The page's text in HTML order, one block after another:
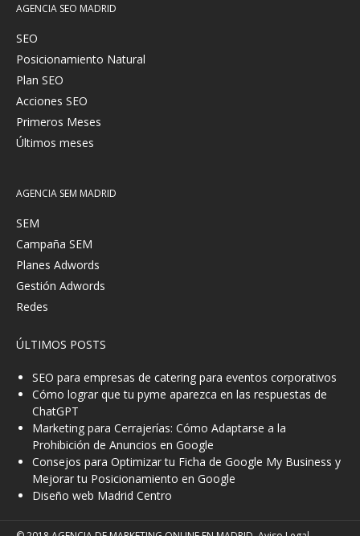
AGENCIA SEO MADRID
SEO
Posicionamiento Natural
Plan SEO
Acciones SEO
Primeros Meses
Últimos meses
AGENCIA SEM MADRID
SEM
Campaña SEM
Planes Adwords
Gestión Adwords
Redes
ÚLTIMOS POSTS
SEO para empresas de catering para eventos corporativos
Cómo lograr que tu pyme aparezca en las respuestas de
ChatGPT
Marketing para Cerrajerías: Cómo Adaptarse a la
Prohibición de Anuncios en Google
Consejos para Optimizar tu Ficha de Google My Business y
Mejorar tu Posicionamiento en Google
Diseño web Madrid Centro